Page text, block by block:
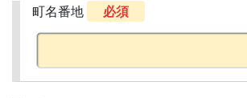
町名番地 必須